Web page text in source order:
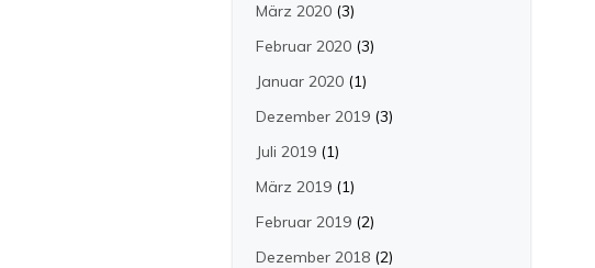
März 2020(3)
Februar 2020(3)
Januar 2020(1)
Dezember 2019(3)
Juli 2019(1)
März 2019(1)
Februar 2019(2)
Dezember 2018(2)